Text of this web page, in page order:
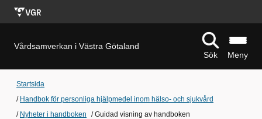
Vårdsamverkan i Västra Götaland
Sök
Meny
Startsida
/ Handbok för personliga hjälpmedel inom hälso- och sjukvård
/ Nyheter i handboken /Guidad visning av handboken